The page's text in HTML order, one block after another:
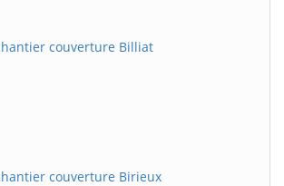
couverture Billiat
couverture Birieux